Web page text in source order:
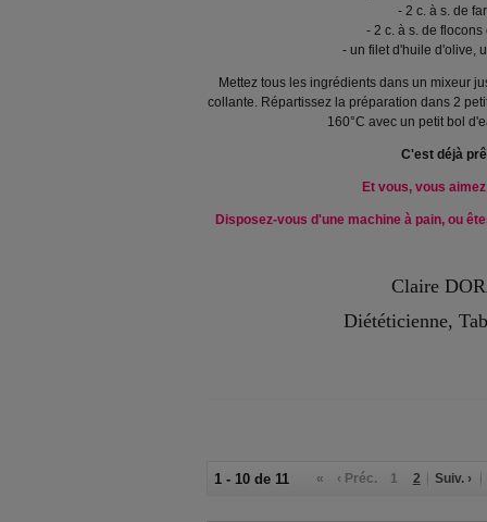
- 2 c. à s. de
- 2 c. à s. de
- un filet d'huile d'olive,
Mettez tous les ingrédients dans un mixeur
collante. Répartissez la préparation dans 2
160°C avec un petit bol
C'est déjà
Et vous, vous
Disposez-vous d'une machine à pain, ou
Claire
Diététicienne,
1 - 10 de 11 « ‹ Préc. 1 2 Suiv. ›